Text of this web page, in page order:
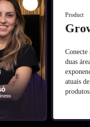
Product
Conecte
duas
atuais